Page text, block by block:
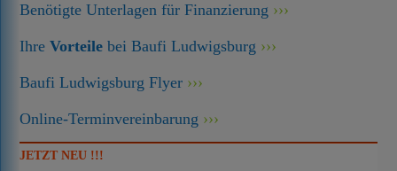
Benötigte Unterlagen für Finanzierung
IhreVorteile bei Baufi Ludwigsburg
Baufi Ludwigsburg Flyer
Online-Terminvereinbarung
JETZT NEU !!!